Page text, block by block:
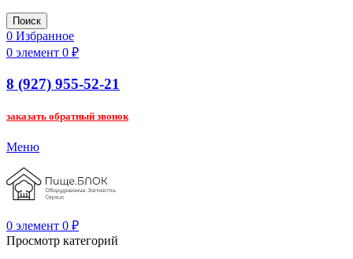
Поиск
0 Избранное
0 элемент 0 ₽
8 (927) 955-52-21
заказать обратный звонок
Меню
0 элемент 0 ₽
Просмотр категорий